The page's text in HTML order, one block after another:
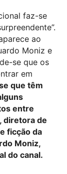
faz-se
ao
Moniz e
se que os
em
que têm
entre
diretora de
ficção da
Moniz,
do canal.